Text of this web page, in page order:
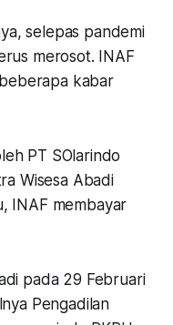
selepas pandemi
merosot. INAF
kabar
PT SOlarindo
Wisesa Abadi
INAF membayar
pada 29 Februari
Pengadilan